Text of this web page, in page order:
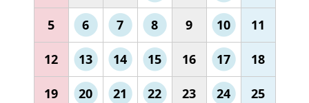
5 6 7 8 9 10 11
12 13 14 15 16 17 18
19 20 21 22 23 24 25